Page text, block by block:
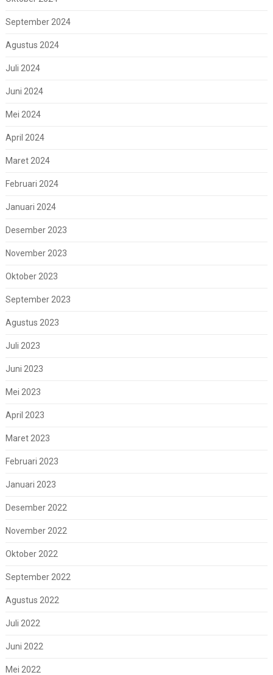
September 2024
Agustus 2024
Juli 2024
Juni 2024
Mei 2024
April 2024
Maret 2024
Februari 2024
Januari 2024
Desember 2023
November 2023
Oktober 2023
September 2023
Agustus 2023
Juli 2023
Juni 2023
Mei 2023
April 2023
Maret 2023
Februari 2023
Januari 2023
Desember 2022
November 2022
Oktober 2022
September 2022
Agustus 2022
Juli 2022
Juni 2022
Mei 2022